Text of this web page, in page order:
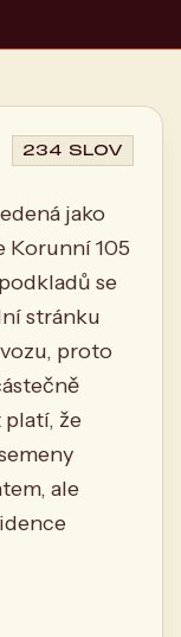
234 SLOV
jako
Korunní 105
se
stránku
proto
že
ale